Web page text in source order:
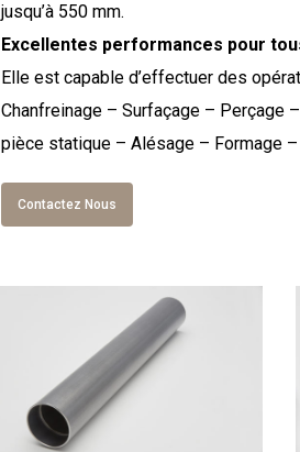
jusqu’à 550 mm.
Excellentes performances pour
Elle est capable d’effectuer des
Chanfreinage – Surfaçage – Perçage
pièce statique – Alésage – Formage
Contactez Nous